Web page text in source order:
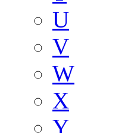
U
V
W
X
Y